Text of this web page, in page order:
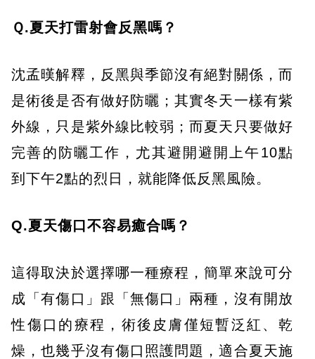
Ｑ.夏天打雷射會反黑嗎？
沈孟暵解釋，反黑與季節沒有絕對關係，而
是術後是否有做好防曬；其實冬天一樣有紫
外線，只是紫外線比較弱；而夏天只要做好
完善的防曬工作，尤其避開避開上午10點
到下午2點的烈日，就能降低反黑風險。
Q.夏天傷口不容易癒合嗎？
這得取決於選擇哪一種療程，簡單來說可分
成「有傷口」跟「無傷口」兩種，沒有開放
性傷口的療程，術後皮膚僅短暫泛紅、乾
燥，也幾乎沒有傷口照護問題，適合夏天施